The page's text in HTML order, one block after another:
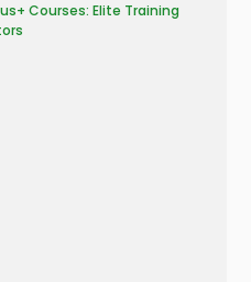
Courses: Elite Training